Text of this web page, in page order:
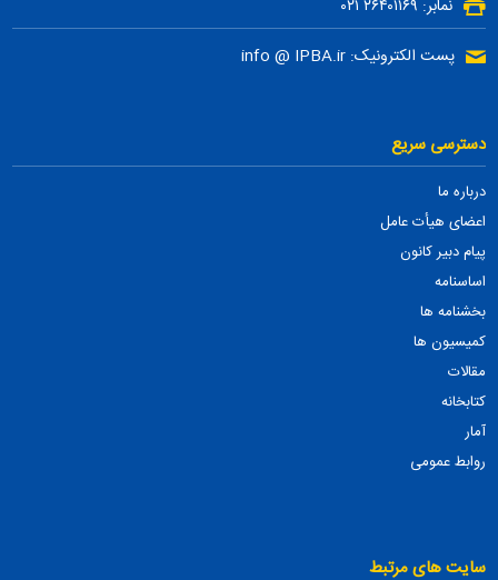
نمابر: ۲۶۴۰۱۱۶۹ ۰۲۱
پست الکترونیک: info @ IPBA.ir
دسترسی سریع
درباره ما
اعضای هیأت عامل
پیام دبیر کانون
اساسنامه
بخشنامه ها
کمیسیون ها
مقالات
کتابخانه
آمار
روابط عمومی
سایت های مرتبط